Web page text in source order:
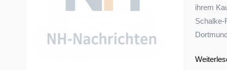
auf
den
Handel
ihrem
Schalke-
„Echte